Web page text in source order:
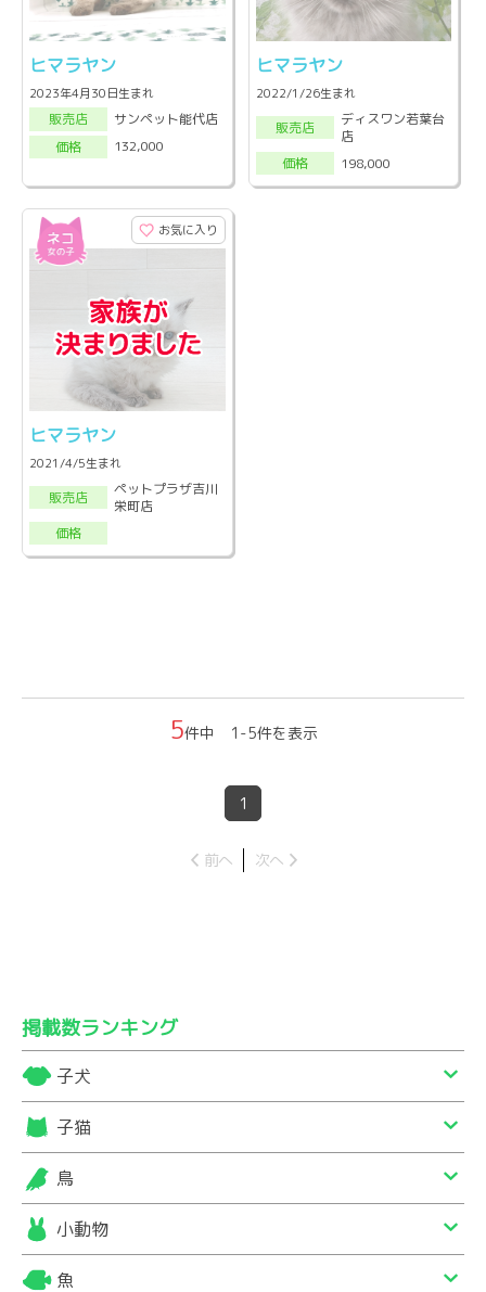
ヒマラヤン
2023年4月30日生まれ
販売店
サンペット能代店
価格
132,000
ヒマラヤン
2022/1/26生まれ
販売店
ディスワン若葉台
店
価格
198,000
お気に入り
ヒマラヤン
2021/4/5生まれ
販売店
ペットプラザ吉川
栄町店
価格
5件中 1-5件を表示
1
前へ 次へ
掲載数ランキング
子犬
子猫
鳥
小動物
魚